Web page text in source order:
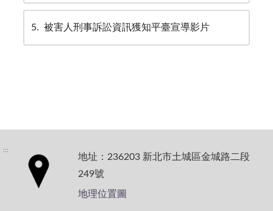
5 被害人刑事訴訟資訊獲知平臺宣導影片
:::
地址：236203 新北市土城區金城路二段
249號
地理位置圖